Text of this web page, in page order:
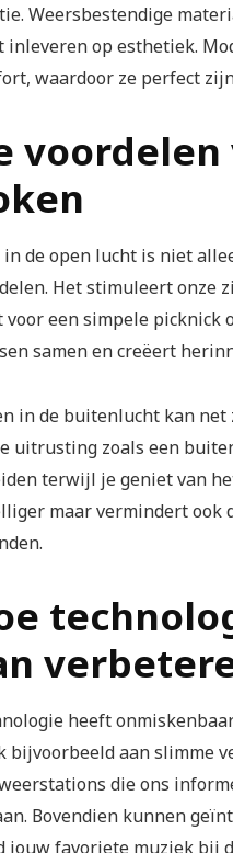
Weersbestendige
inleveren op esthetiek.
waardoor ze perfect
in de open lucht is niet
Het stimuleert onze
voor een simpele picknick
samen en creëert
in de buitenlucht kan
uitrusting zoals een
terwijl je geniet van
maar vermindert
heeft
bijvoorbeeld aan slimme
die ons
Bovendien kunnen
jouw favoriete muziek bij